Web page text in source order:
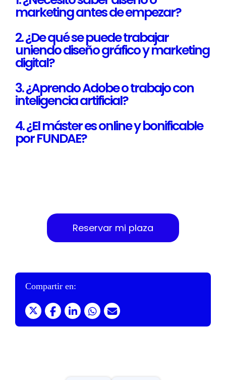
marketing antes de empezar?
2. ¿De qué se puede trabajar
uniendo diseño gráfico y marketing
digital?
3. ¿Aprendo Adobe o trabajo con
inteligencia artificial?
4. ¿El máster es online y bonificable
por FUNDAE?
Reservar mi plaza
Compartir en: